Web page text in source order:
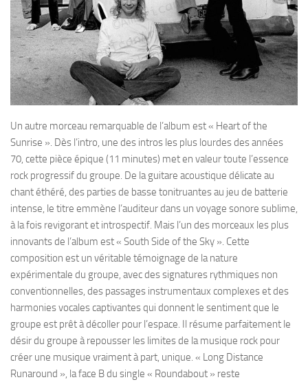
Un autre morceau remarquable de l’album est « Heart of the
Sunrise ». Dès l’intro, une des intros les plus lourdes des années
70, cette pièce épique (11 minutes) met en valeur toute l’essence
rock progressif du groupe. De la guitare acoustique délicate au
chant éthéré, des parties de basse tonitruantes au jeu de batterie
intense, le titre emmène l’auditeur dans un voyage sonore sublime,
à la fois revigorant et introspectif. Mais l’un des morceaux les plus
innovants de l’album est « South Side of the Sky ». Cette
composition est un véritable témoignage de la nature
expérimentale du groupe, avec des signatures rythmiques non
conventionnelles, des passages instrumentaux complexes et des
harmonies vocales captivantes qui donnent le sentiment que le
groupe est prêt à décoller pour l’espace. Il résume parfaitement le
désir du groupe à repousser les limites de la musique rock pour
créer une musique vraiment à part, unique. « Long Distance
Runaround », la face B du single « Roundabout » reste